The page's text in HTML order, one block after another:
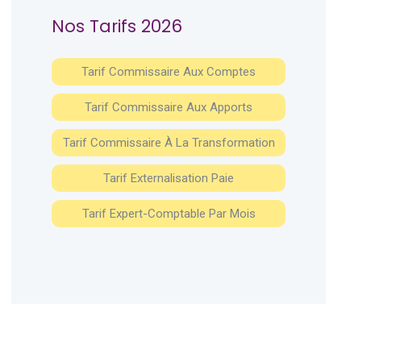
Nos Tarifs 2026
Tarif Commissaire Aux Comptes
Tarif Commissaire Aux Apports
Tarif Commissaire À La Transformation
Tarif Externalisation Paie
Tarif Expert-Comptable Par Mois